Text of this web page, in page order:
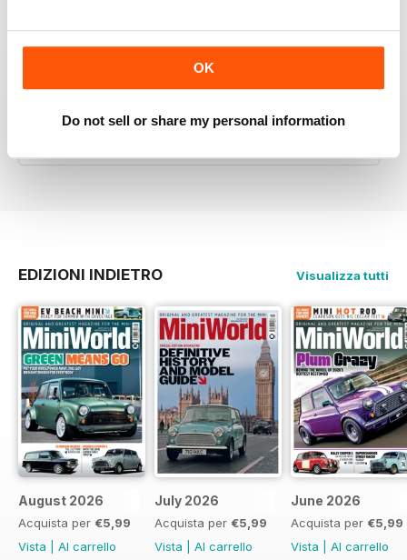
OK
Do not sell or share my personal information
Love it, love it, love it!
EDIZIONI INDIETRO Visualizza tutti
August 2026
Acquista per €5,99
Vista
Al carrello
July 2026
Acquista per €5,99
Vista
Al carrello
June 2026
Acquista per €5,99
Vista
Al carrello